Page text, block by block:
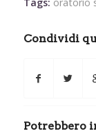
Condividi
Potrebbero